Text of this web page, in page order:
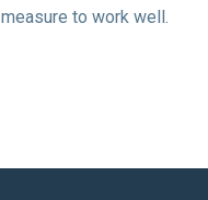
to work well.